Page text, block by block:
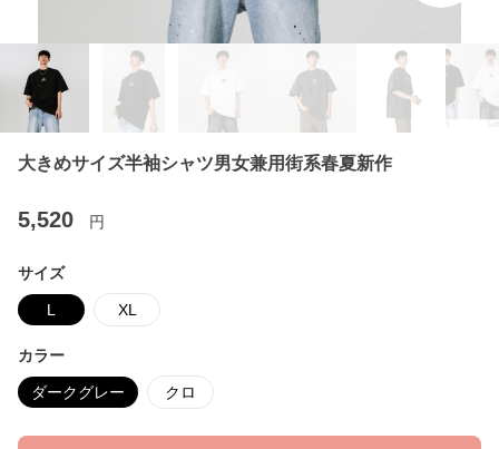
大きめサイズ半袖シャツ男女兼用街系春夏新作
5,520 円
サイズ
L XL
カラー
ダークグレー クロ